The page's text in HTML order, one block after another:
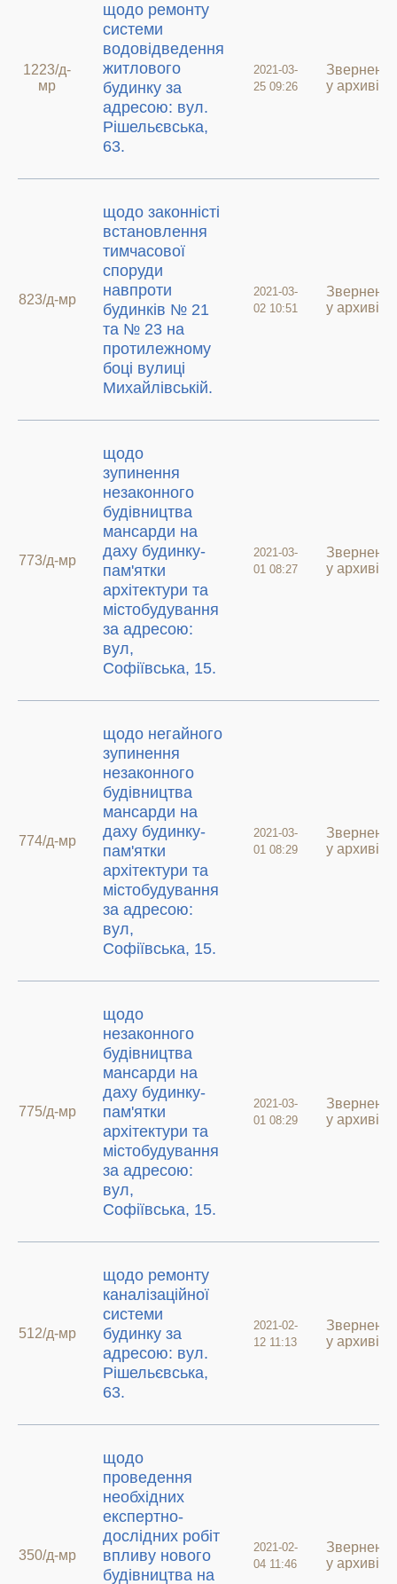
1223/д-
мр
щодо ремонту
системи
водовідведення
житлового
будинку за
адресою: вул.
Рішельєвська,
63.
2021-03-
25 09:26
у архиві
823/д-мр
щодо законністі
встановлення
тимчасової
споруди
навпроти
будинків № 21
та № 23 на
протилежному
боці вулиці
Михайлівській.
2021-03-
02 10:51
у архиві
773/д-мр
щодо
зупинення
незаконного
будівництва
мансарди на
даху будинку-
пам'ятки
архітектури та
містобудування
за адресою:
вул,
Софіївська, 15.
2021-03-
01 08:27
у архиві
774/д-мр
щодо негайного
зупинення
незаконного
будівництва
мансарди на
даху будинку-
пам'ятки
архітектури та
містобудування
за адресою:
вул,
Софіївська, 15.
2021-03-
01 08:29
у архиві
775/д-мр
щодо
незаконного
будівництва
мансарди на
даху будинку-
пам'ятки
архітектури та
містобудування
за адресою:
вул,
Софіївська, 15.
2021-03-
01 08:29
у архиві
512/д-мр
щодо ремонту
каналізаційної
системи
будинку за
адресою: вул.
Рішельєвська,
63.
2021-02-
12 11:13
у архиві
350/д-мр
щодо
проведення
необхідних
експертно-
дослідних робіт
впливу нового
будівництва на
2021-02-
04 11:46
у архиві